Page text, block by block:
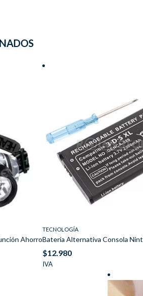
Ahorro
TECNOLOGÍA
Batería Alternativa Consola
$12.980
IVA